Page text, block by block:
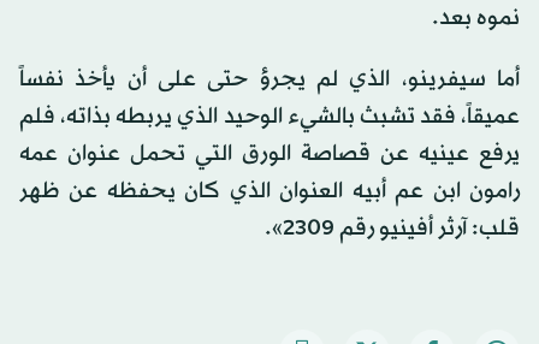
نموه بعد.
أما سيفرينو، الذي لم يجرؤ حتى على أن يأخذ نفساً
عميقاً، فقد تشبث بالشيء الوحيد الذي يربطه بذاته، فلم
يرفع عينيه عن قصاصة الورق التي تحمل عنوان عمه
رامون ابن عم أبيه العنوان الذي كان يحفظه عن ظهر
قلب: آرثر أفينيو رقم 2309».